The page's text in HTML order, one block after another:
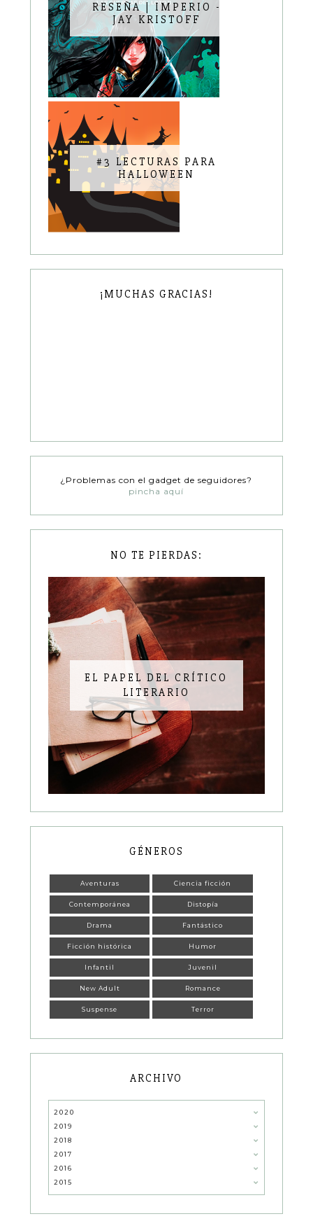
RESEÑA | IMPERIO -
JAY KRISTOFF
#3 LECTURAS PARA
HALLOWEEN
¡MUCHAS GRACIAS!
¿Problemas con el gadget de seguidores?
pincha aquí
NO TE PIERDAS:
EL PAPEL DEL CRÍTICO
LITERARIO
GÉNEROS
Aventuras Ciencia ficción
Contemporánea Distopía
Drama Fantástico
Ficción histórica Humor
Infantil Juvenil
New Adult Romance
Suspense Terror
ARCHIVO
2020
2019
2018
2017
2016
2015